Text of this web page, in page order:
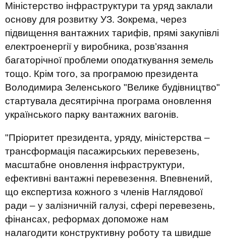
Міністерство інфраструктури та уряд заклали
основу для розвитку УЗ. Зокрема, через
підвищення вантажних тарифів, прямі закупівлі
електроенергії у виробника, розв’язання
багаторічної проблеми оподаткування земель
тощо. Крім того, за програмою президента
Володимира Зеленського "Велике будівництво"
стартувала десятирічна програма оновлення
українського парку вантажних вагонів.
"Пріоритет президента, уряду, міністерства –
трансформація пасажирських перевезень,
масштабне оновлення інфраструктури,
ефективні вантажні перевезення. Впевнений,
що експертиза кожного з членів Наглядової
ради – у залізничній галузі, сфері перевезень,
фінансах, реформах допоможе нам
налагодити конструктивну роботу та швидше